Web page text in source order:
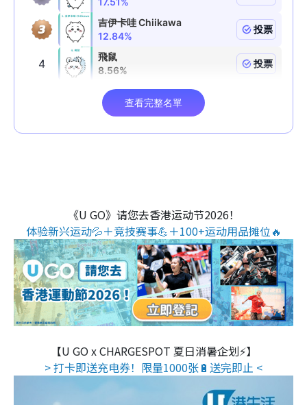
《U GO》请您去香港运动节2026！
体验新兴运动💦＋竞技赛事💪＋100+运动用品摊位🔥
【U GO x CHARGESPOT 夏日消暑企划⚡】
> 打卡即送充电券！限量1000张🔋送完即止 <